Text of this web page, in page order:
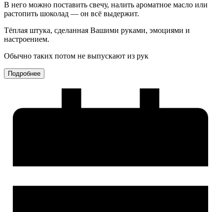
В него можно поставить свечу, налить ароматное масло или
растопить шоколад — он всё выдержит.
Тёплая штука, сделанная Вашими руками, эмоциями и
настроением.
Обычно таких потом не выпускают из рук
Подробнее